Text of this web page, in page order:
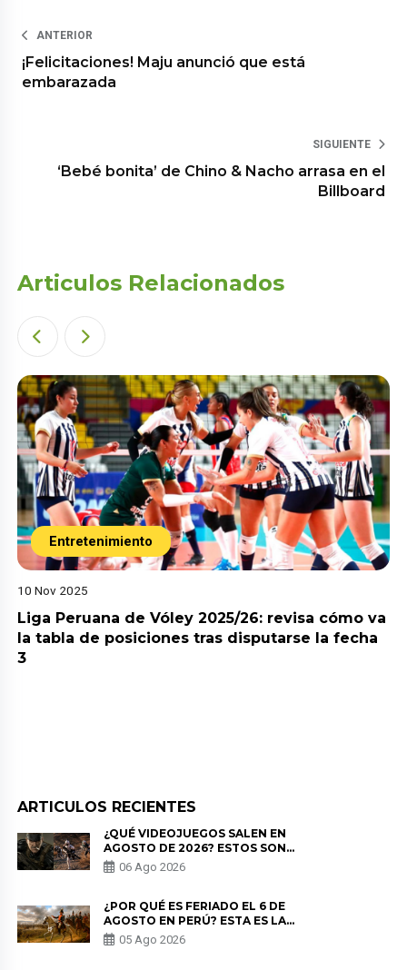
ANTERIOR
¡Felicitaciones! Maju anunció que está
embarazada
SIGUIENTE
‘Bebé bonita’ de Chino & Nacho arrasa en el
Billboard
Articulos Relacionados
Entretenimiento
10 Nov 2025
Liga Peruana de Vóley 2025/26: revisa cómo va
la tabla de posiciones tras disputarse la fecha
3
ARTICULOS RECIENTES
¿QUÉ VIDEOJUEGOS SALEN EN
AGOSTO DE 2026? ESTOS SON
LOS ESTRENOS MÁS ESPERADOS
06 Ago 2026
¿POR QUÉ ES FERIADO EL 6 DE
AGOSTO EN PERÚ? ESTA ES LA
HISTORIA
05 Ago 2026